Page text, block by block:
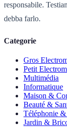
responsabile.
debba farlo.
Categorie
Gros
Petit
Multimédia
Informatique
Maison &
Beauté &
Téléphonie &
Jardin &